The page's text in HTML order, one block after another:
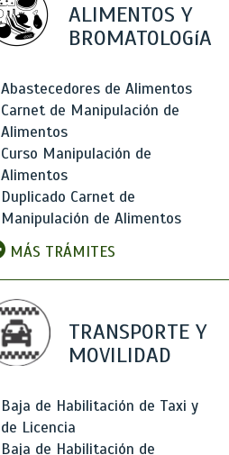
ALIMENTOS Y
BROMATOLOGíA
Abastecedores de Alimentos
Carnet de Manipulación de
Alimentos
Curso Manipulación de
Alimentos
Duplicado Carnet de
Manipulación de Alimentos
MÁS TRÁMITES
TRANSPORTE Y
MOVILIDAD
Baja de Habilitación de Taxi y
de Licencia
Baja de Habilitación de